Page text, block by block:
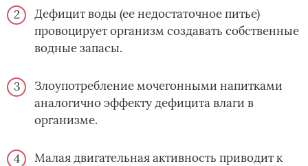
Дефицит воды (ее недостаточное питье)
провоцирует организм создавать собственные
водные запасы.
Злоупотребление мочегонными напитками
аналогично эффекту дефицита влаги в
организме.
Малая двигательная активность приводит к